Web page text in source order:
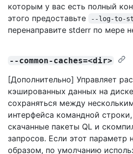
которым у вас есть полный
этого предоставьте
--log-to-
перенаправите stderr по мере
--common-caches=<dir>
[Дополнительно] Управляет
кэшированных данных на
сохраняться между
интерфейса командной
скачанные пакеты QL и
запросов. Если этот параметр
образом, по умолчанию